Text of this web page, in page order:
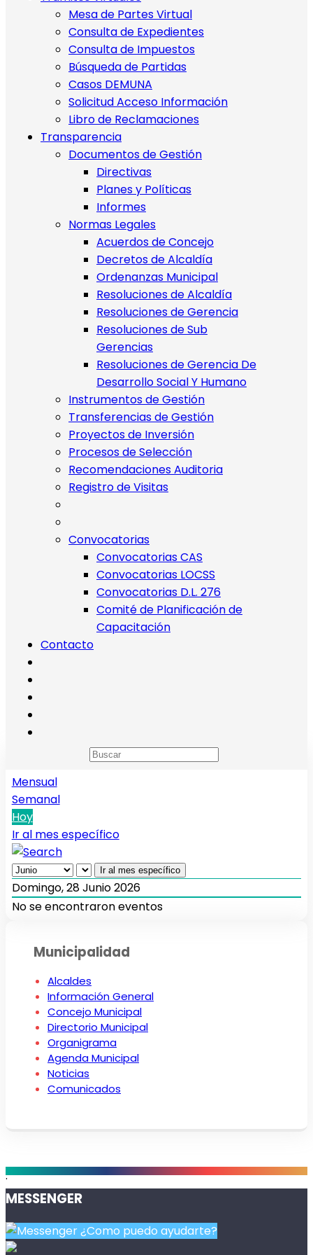
Mesa de Partes Virtual
Consulta de Expedientes
Consulta de Impuestos
Búsqueda de Partidas
Casos DEMUNA
Solicitud Acceso Información
Libro de Reclamaciones
Transparencia
Documentos de Gestión
Directivas
Planes y Políticas
Informes
Normas Legales
Acuerdos de Concejo
Decretos de Alcaldía
Ordenanzas Municipal
Resoluciones de Alcaldía
Resoluciones de Gerencia
Resoluciones de Sub
Gerencias
Resoluciones de Gerencia De
Desarrollo Social Y Humano
Instrumentos de Gestión
Transferencias de Gestión
Proyectos de Inversión
Procesos de Selección
Recomendaciones Auditoria
Registro de Visitas
Convocatorias
Convocatorias CAS
Convocatorias LOCSS
Convocatorias D.L. 276
Comité de Planificación de
Capacitación
Contacto
Calendario de eventos
Mensual
Semanal
Hoy
Ir al mes específico
Ir al mes específico
Domingo, 28 Junio 2026
No se encontraron eventos
Municipalidad
Alcaldes
Información General
Concejo Municipal
Directorio Municipal
Organigrama
Agenda Municipal
Noticias
Comunicados
.
MESSENGER
¿Como puedo ayudarte?